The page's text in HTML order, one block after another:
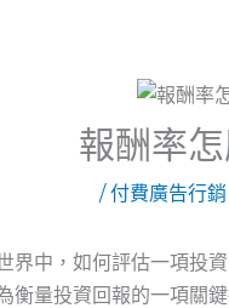
報酬率
/付費廣告行銷
界中，如何評估一項投
衡量投資回報的一項關